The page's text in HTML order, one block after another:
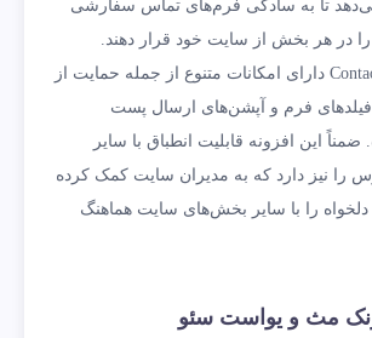
تا به سادگی فرم‌های تماس سفارشی
را در هر بخش از ‌سایت خود قرار دهند.
افزونه Contact Form 7 دارای امکانات متنوع از جمله حمایت از
فیلد‌های فرم و آپشن‌های ارسال پست
این افزونه قابلیت انطباق با سایر
را نیز دارد که به مدیران سایت کمک کرده
را با سایر بخش‌های سایت هماهنگ
رنک مث و یواست سئو